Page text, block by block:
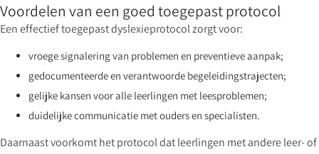
Voordelen van een goed toegepast protocol
Een effectief toegepast dyslexieprotocol zorgt voor:
vroege signalering van problemen en preventieve aanpak;
gedocumenteerde en verantwoorde begeleidingstrajecten;
gelijke kansen voor alle leerlingen met leesproblemen;
duidelijke communicatie met ouders en specialisten.
Daarnaast voorkomt het protocol dat leerlingen met andere leer- of